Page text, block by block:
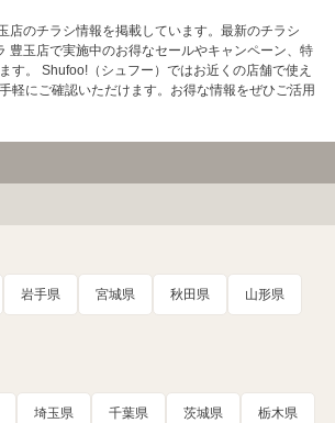
店のチラシ情報を掲載しています。最新のチラシ
豊玉店で実施中のお得なセールやキャンペーン、特
す。 Shufoo!（シュフー）ではお近くの店舗で使え
軽にご確認いただけます。お得な情報をぜひご活用
岩手県 宮城県 秋田県 山形県
埼玉県 千葉県 茨城県 栃木県